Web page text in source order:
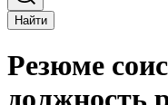
Найти
Резюме